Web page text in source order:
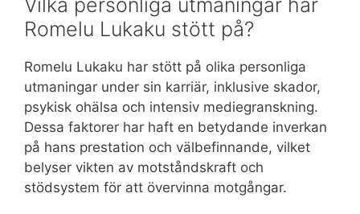
Vilka personliga utmaningar har
Romelu Lukaku stött på?
Romelu Lukaku har stött på olika personliga
utmaningar under sin karriär, inklusive skador,
psykisk ohälsa och intensiv mediegranskning.
Dessa faktorer har haft en betydande inverkan
på hans prestation och välbefinnande, vilket
belyser vikten av motståndskraft och
stödsystem för att övervinna motgångar.